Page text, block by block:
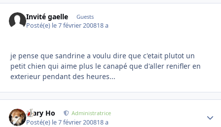
Invité gaelle Guests
Posté(e) le 7 février 200818 a
je pense que sandrine a voulu dire que c'etait plutot un
petit chien qui aime plus le canapé que d'aller renifler en
exterieur pendant des heures...
Mary Ho Administratrice
Posté(e) le 7 février 200818 a